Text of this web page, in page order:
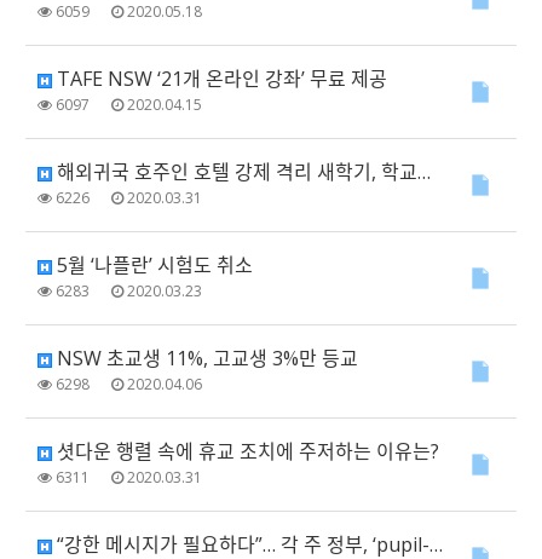
6059 2020.05.18
TAFE NSW ‘21개 온라인 강좌’ 무료 제공
6097 2020.04.15
해외귀국 호주인 호텔 강제 격리 새학기, 학교는 어쩔 수 없는 경우만 등교
6226 2020.03.31
5월 ‘나플란’ 시험도 취소
6283 2020.03.23
NSW 초교생 11%, 고교생 3%만 등교
6298 2020.04.06
셧다운 행렬 속에 휴교 조치에 주저하는 이유는?
6311 2020.03.31
“강한 메시지가 필요하다”… 각 주 정부, ‘pupil-free’ 선언